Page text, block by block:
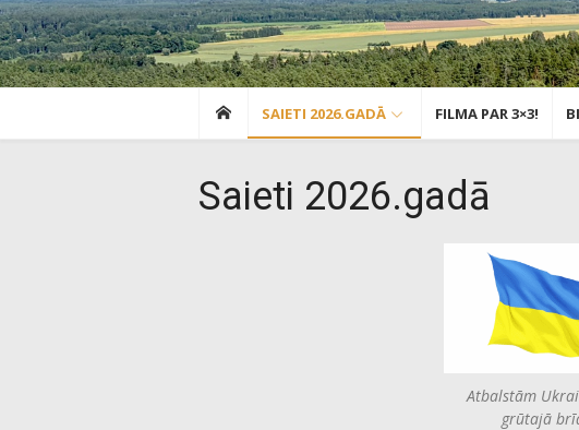
SAIETI 2026.GADĀ FILMA PAR 3×3!
Saieti 2026.gadā
Atbalstām
grūtajā